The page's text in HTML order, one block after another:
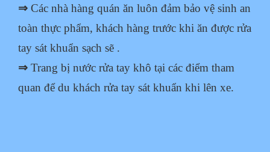
⇒ Các nhà hàng quán ăn luôn đảm bảo vệ sinh an
toàn thực phẩm, khách hàng trước khi ăn được rửa
tay sát khuẩn sạch sẽ .
⇒ Trang bị nước rửa tay khô tại các điểm tham
quan để du khách rửa tay sát khuẩn khi lên xe.